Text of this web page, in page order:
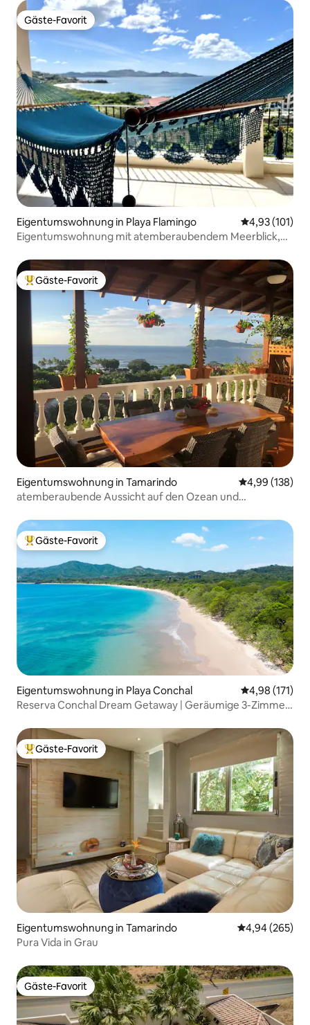
Gäste-Favorit
Gäste-Favorit
Eigentumswohnung in Playa Flamingo
4,93 (101)
Eigentumswohnung mit atemberaubendem Meerblick,
Beliebter Gäste-Favorit.
Gäste-Favorit
Eigentumswohnung in Tamarindo
4,99 (138)
atemberaubende Aussicht auf den Ozean und
Beliebter Gäste-Favorit.
Gäste-Favorit
Eigentumswohnung in Playa Conchal
4,98 (171)
Reserva Conchal Dream Getaway | Geräumige 3-Zimmer-
Beliebter Gäste-Favorit.
Gäste-Favorit
Eigentumswohnung in Tamarindo
4,94 (265)
Pura Vida in Grau
Gäste-Favorit
Gäste-Favorit